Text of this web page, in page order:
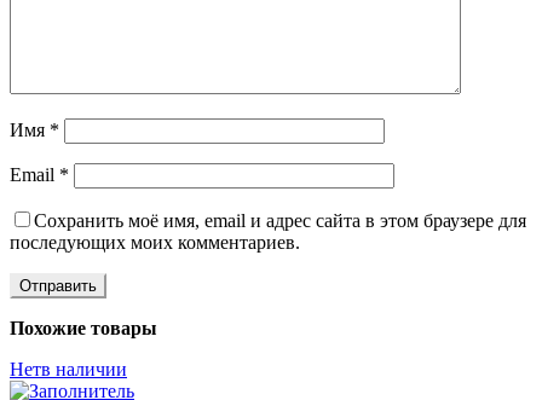
Имя *
Email *
Сохранить моё имя, email и адрес сайта в этом браузере для
последующих моих комментариев.
Похожие товары
Нетв наличии